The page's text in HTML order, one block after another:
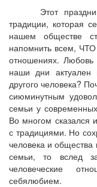
Этот праздник
традиции, которая
нашем обществе
напомнить всем,
отношениях. Любовь
наши дни актуален
другого человека?
сиюминутным
семьи у
Во многом сказался
с традициями. Но
человека и
семьи, то вслед
человеческие
себялюбием.